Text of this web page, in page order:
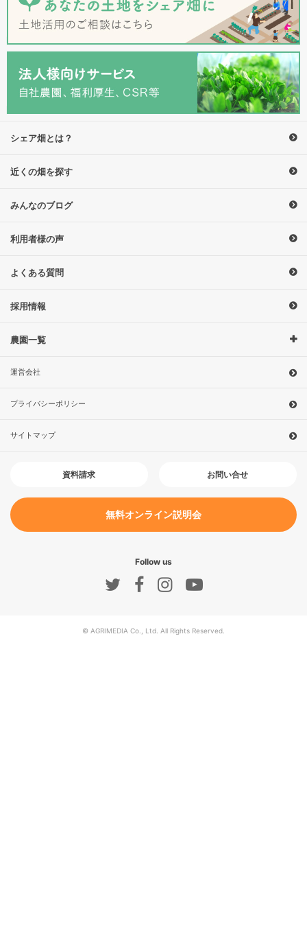
シェア畑とは？
近くの畑を探す
みんなのブログ
利用者様の声
よくある質問
採用情報
農園一覧
運営会社
プライバシーポリシー
サイトマップ
資料請求 お問い合せ
無料オンライン説明会
Follow us
© AGRIMEDIA Co., Ltd. All Rights Reserved.